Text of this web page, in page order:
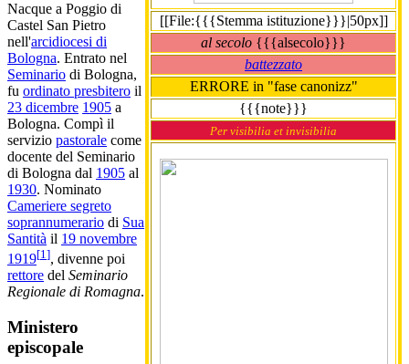
[[File:{{{Stemma istituzione}}}|50px]]
al secolo {{{alsecolo}}}
battezzato
ERRORE in "fase canonizz"
{{{note}}}
Per visibilia et invisibilia
Nacque a Poggio di
Castel San Pietro
nell'arcidiocesi di
Bologna. Entrato nel
Seminario di Bologna,
fu ordinato presbitero il
23 dicembre 1905 a
Bologna. Compì il
servizio pastorale come
docente del Seminario
di Bologna dal 1905 al
1930. Nominato
Cameriere segreto
soprannumerario di Sua
Santità il 19 novembre
1919[1], divenne poi
rettore del Seminario
Regionale di Romagna.
Ministero
episcopale